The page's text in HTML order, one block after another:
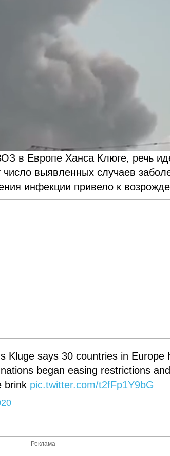
в Европе Ханса Клюге, речь
выявленных случаев
инфекции привело к
Kluge says 30 countries in Europe
began easing restrictions
brink pic.twitter.com/t2fFp1Y9bG
Реклама